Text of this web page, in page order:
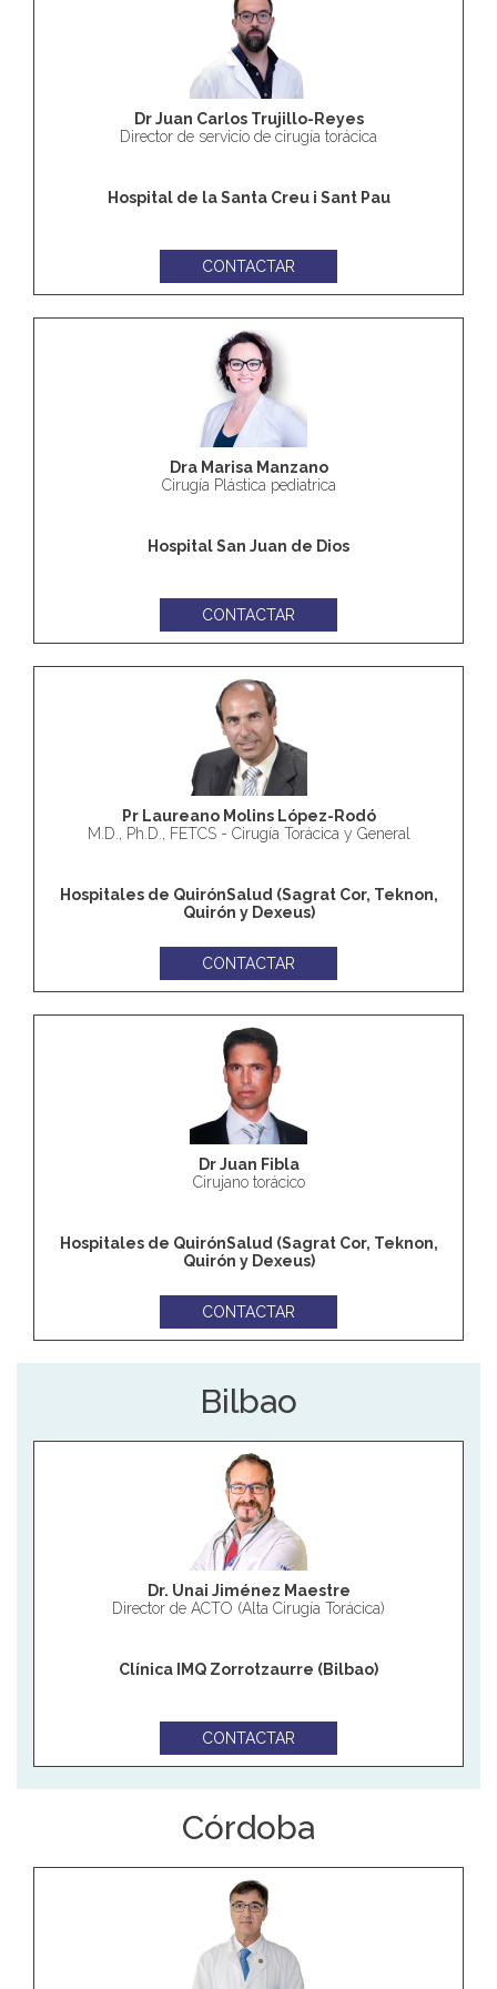
Dr Juan Carlos Trujillo-Reyes
Director de servicio de cirugía torácica
Hospital de la Santa Creu i Sant Pau
CONTACTAR
Dra Marisa Manzano
Cirugía Plástica pediatrica
Hospital San Juan de Dios
CONTACTAR
Pr Laureano Molins López-Rodó
M.D., Ph.D., FETCS - Cirugía Torácica y General
Hospitales de QuirónSalud (Sagrat Cor, Teknon,
Quirón y Dexeus)
CONTACTAR
Dr Juan Fibla
Cirujano torácico
Hospitales de QuirónSalud (Sagrat Cor, Teknon,
Quirón y Dexeus)
CONTACTAR
Bilbao
Dr. Unai Jiménez Maestre
Director de ACTO (Alta Cirugía Torácica)
Clínica IMQ Zorrotzaurre (Bilbao)
CONTACTAR
Córdoba